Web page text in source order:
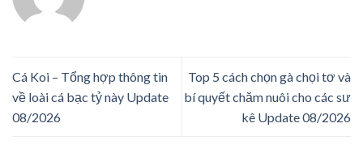
Cá Koi – Tổng hợp thông tin
về loài cá bạc tỷ này Update
08/2026
Top 5 cách chọn gà chọi tơ và
bí quyết chăm nuôi cho các sư
kê Update 08/2026